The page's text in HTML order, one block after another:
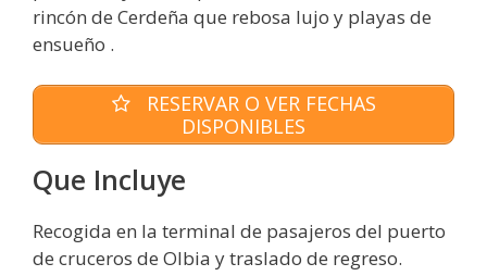
rincón de Cerdeña que rebosa lujo y playas de
ensueño .
RESERVAR O VER FECHAS
DISPONIBLES
Que Incluye
Recogida en la terminal de pasajeros del puerto
de cruceros de Olbia y traslado de regreso.